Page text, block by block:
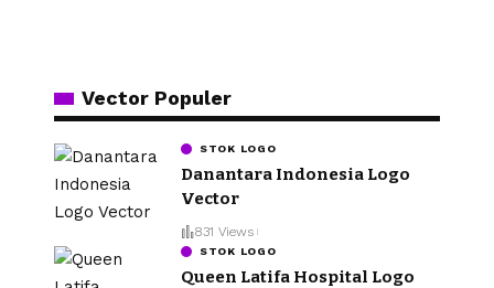
Vector Populer
STOK LOGO
Danantara Indonesia Logo
Vector
831 Views
STOK LOGO
Queen Latifa Hospital Logo